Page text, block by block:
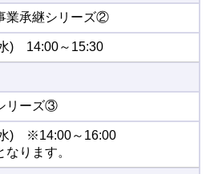
業承継シリーズ②
) 14:00～15:30
リーズ③
) ※14:00～16:00
ります。